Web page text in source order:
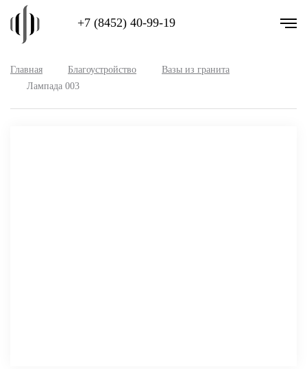
+7 (8452) 40-99-19
Главная Благоустройство
Вазы из гранита
Лампада 003